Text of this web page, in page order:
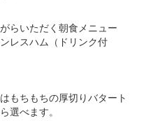
らいただく朝食メニュー
レスハム（ドリンク付
もちもちの厚切りバタート
選べます。